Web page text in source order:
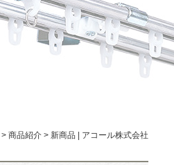
> 商品紹介 > 新商品 | アコール株式会社